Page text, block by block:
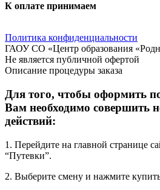
К оплате принимаем
Политика конфиденциальности
ГАОУ СО «Центр образования
Не является публичной офертой
Описание процедуры заказа
Для того, чтобы оформить
Вам необходимо совершить
действий:
1. Перейдите на главной странице
“Путевки”.
2. Выберите смену и нажмите